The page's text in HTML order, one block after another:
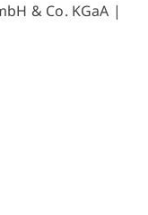
& Co. KGaA |